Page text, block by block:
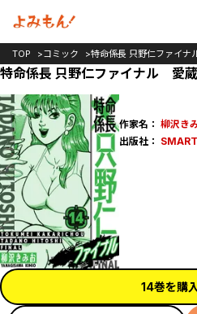
TOP コミック 特命係長 只野仁ファイ
特命係長 只野仁ファイナル 愛
作家名： 柳沢き
出版社：
14巻を購